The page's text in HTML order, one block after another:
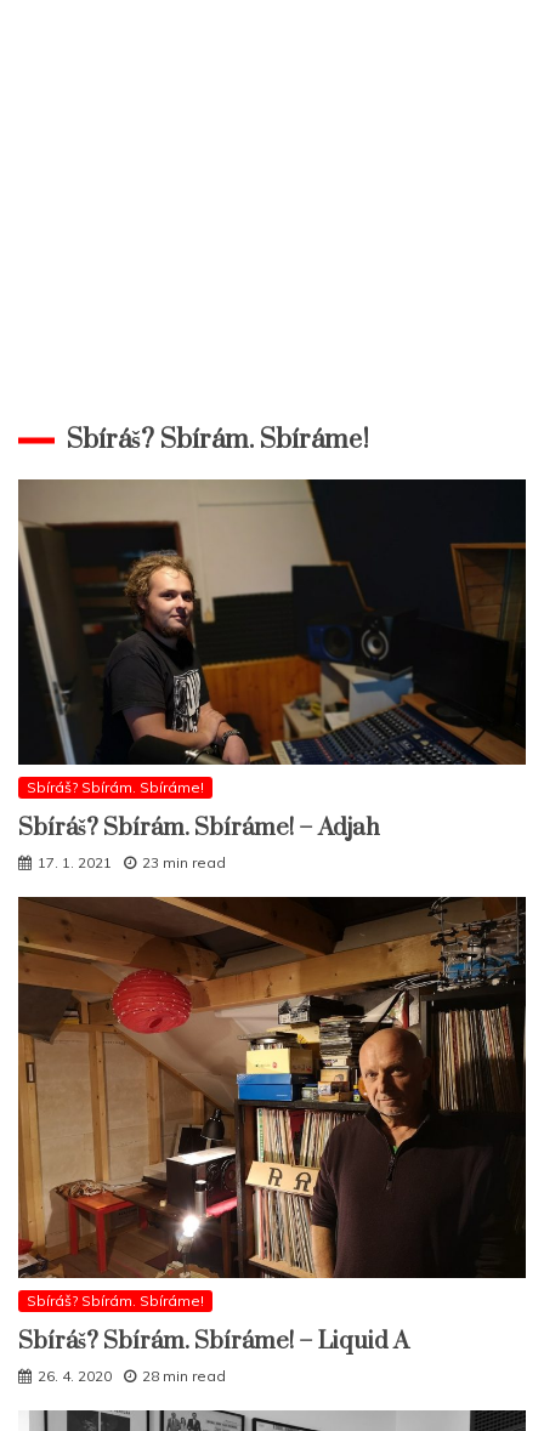
Sbíráš? Sbírám. Sbíráme!
Sbíráš? Sbírám. Sbíráme!
Sbíráš? Sbírám. Sbíráme! – Adjah
17. 1. 2021 23 min read
Sbíráš? Sbírám. Sbíráme!
Sbíráš? Sbírám. Sbíráme! – Liquid A
26. 4. 2020 28 min read